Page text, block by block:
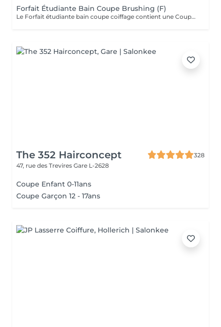
Forfait Étudiante Bain Coupe Brushing (F)
Le Forfait étudiante bain coupe coiffage contient une Coupe et un Brushing pour les étudiantes. Dépendant de la longueur des cheveux, le prix peut varier. En cas de questions veuillez appeler au +352 26 35 02 89.
The 352 Hairconcept
328
47, rue des Trevires Gare L-2628
Coupe Enfant 0-11ans
Coupe Garçon 12 - 17ans